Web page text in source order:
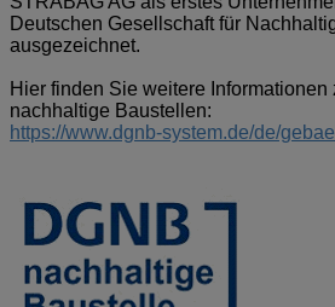
Deutschen Gesellschaft für
ausgezeichnet.
Hier finden Sie weitere
nachhaltige Baustellen:
https://www.dgnb-system.de/de/